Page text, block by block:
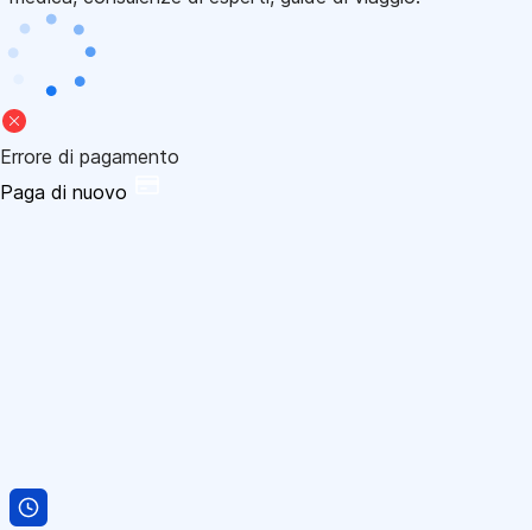
Errore di pagamento
Paga di nuovo